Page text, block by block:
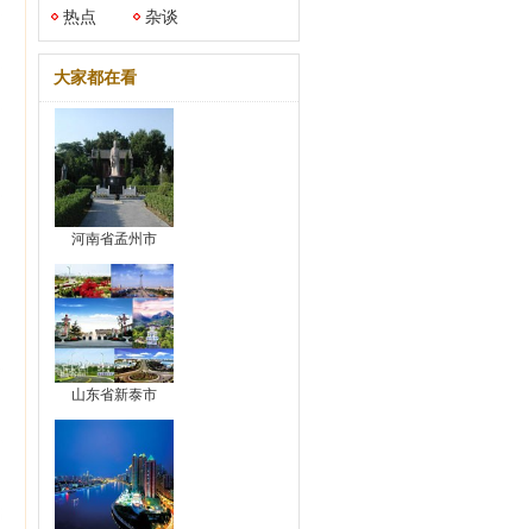
热点
杂谈
大家都在看
河南省孟州市
山东省新泰市